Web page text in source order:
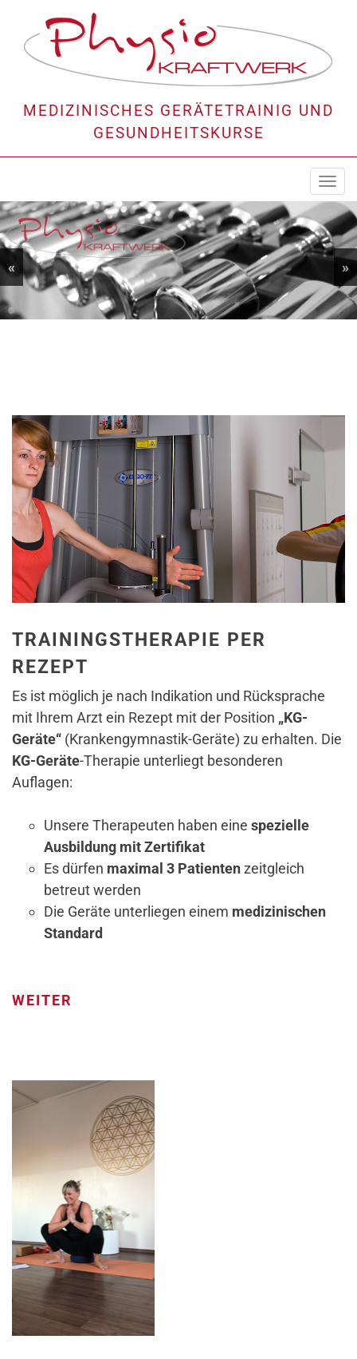
MEDIZINISCHES GERÄTETRAINIG UND
GESUNDHEITSKURSE
« »
TRAININGSTHERAPIE PER
REZEPT
Es ist möglich je nach Indikation und Rücksprache
mit Ihrem Arzt ein Rezept mit der Position „KG-
Geräte“ (Krankengymnastik-Geräte) zu erhalten. Die
KG-Geräte-Therapie unterliegt besonderen
Auflagen:
Unsere Therapeuten haben eine spezielle
Ausbildung mit Zertifikat
Es dürfen maximal 3 Patientenzeitgleich
betreut werden
Die Geräte unterliegen einem medizinischen
Standard
WEITER